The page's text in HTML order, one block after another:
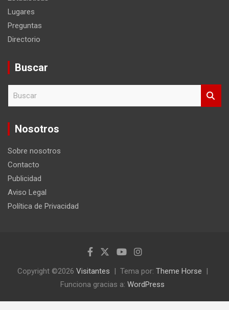
Lugares
Preguntas
Directorio
Buscar
c
Nosotros
Sobre nosotros
Contacto
Publicidad
Aviso Legal
Política de Privacidad
Copyright ©2026 Visitantes Tema por: Theme Horse
Funciona gracias a: WordPress